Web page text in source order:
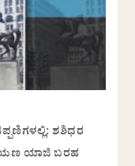
ಶಶಿಧರ
ಯಾಜಿ ಬರಹ